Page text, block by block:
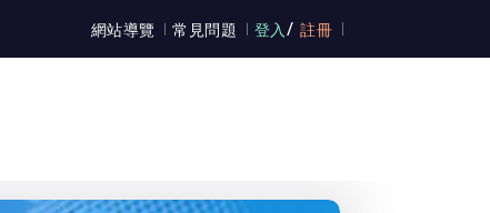
網站導覽 常見問題 登入 / 註冊